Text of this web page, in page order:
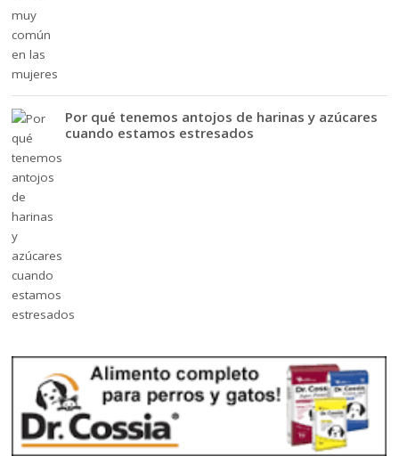
Por qué tenemos antojos de harinas y azúcares
cuando estamos estresados